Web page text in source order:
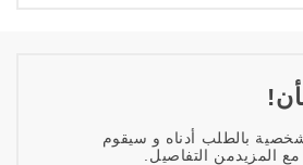
بالطلب أدناه و سيقوم
المزيدمن التفاصيل.